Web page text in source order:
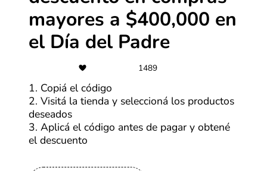
Últimas entradas del blog
mayores a $400,000 en
el Día del Padre
1489
1. Copiá el código
2. Visitá la tienda y seleccioná los productos
deseados
3. Aplicá el código antes de pagar y obtené
el descuento